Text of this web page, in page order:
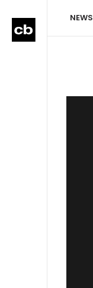
NEWS